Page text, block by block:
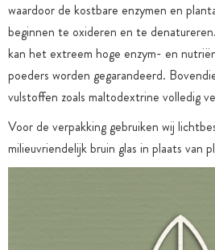
waardoor de kostbare enzymen en
beginnen te oxideren en te
kan het extreem hoge enzym- en
poeders worden gegarandeerd.
vulstoffen zoals maltodextrine volledig
Voor de verpakking gebruiken wij
milieuvriendelijk bruin glas in plaats van